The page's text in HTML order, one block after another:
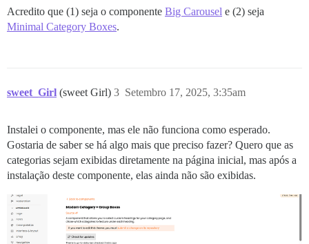
Acredito que (1) seja o componente Big Carousel e (2) seja
Minimal Category Boxes.
sweet_Girl (sweet Girl) Setembro 17, 2025, 3:35am
3
Instalei o componente, mas ele não funciona como esperado.
Gostaria de saber se há algo mais que preciso fazer? Quero que as
categorias sejam exibidas diretamente na página inicial, mas após a
instalação deste componente, elas ainda não são exibidas.